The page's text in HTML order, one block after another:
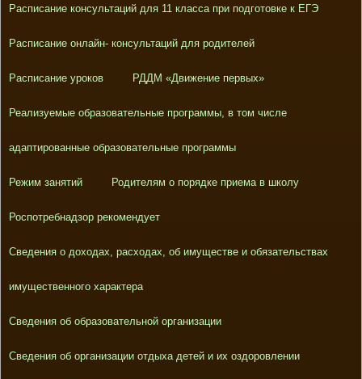
Расписание консультаций для 11 класса при подготовке к ЕГЭ
Расписание онлайн- консультаций для родителей
Расписание уроков РДДМ «Движение первых»
Реализуемые образовательные программы, в том числе
адаптированные образовательные программы
Режим занятий Родителям о порядке приема в школу
Роспотребнадзор рекомендует
Сведения о доходах, расходах, об имуществе и обязательствах
имущественного характера
Сведения об образовательной организации
Сведения об организации отдыха детей и их оздоровлении